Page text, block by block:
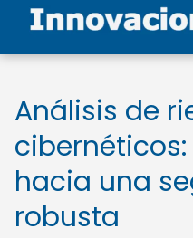
Análisis de
hacia una
robusta